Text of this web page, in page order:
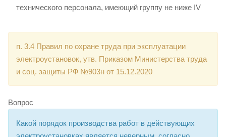
технического персонала, имеющий группу не ниже IV
п. 3.4 Правил по охране труда при эксплуатации
электроустановок, утв. Приказом Министерства труда
и соц. защиты РФ №903н от 15.12.2020
Вопрос
Какой порядок производства работ в действующих